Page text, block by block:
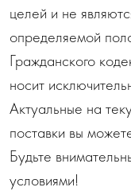
целей и не
определяемой
Гражданского
носит
Актуальные на
поставки вы
Будьте
условиями!